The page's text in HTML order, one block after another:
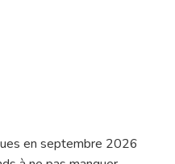
en septembre 2026